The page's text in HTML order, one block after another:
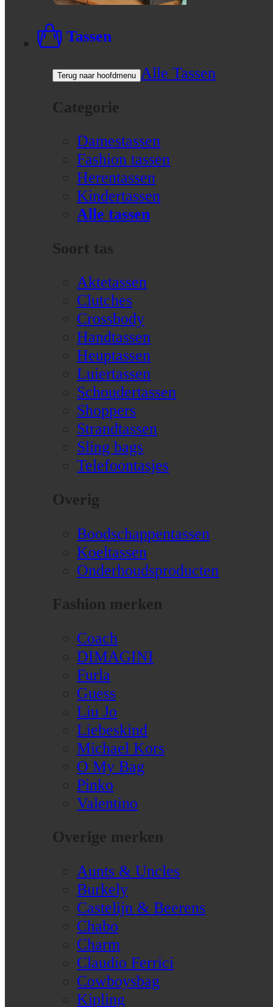
Tassen
Terug naar hoofdmenu Alle Tassen
Categorie
Damestassen
Fashion tassen
Herentassen
Kindertassen
Alle tassen
Soort tas
Aktetassen
Clutches
Crossbody
Handtassen
Heuptassen
Luiertassen
Schoudertassen
Shoppers
Strandtassen
Sling bags
Telefoontasjes
Overig
Boodschappentassen
Koeltassen
Onderhoudsproducten
Fashion merken
Coach
DIMAGINI
Furla
Guess
Liu Jo
Liebeskind
Michael Kors
O My Bag
Pinko
Valentino
Overige merken
Aunts & Uncles
Burkely
Castelijn & Beerens
Chabo
Charm
Claudio Ferrici
Cowboysbag
Kipling